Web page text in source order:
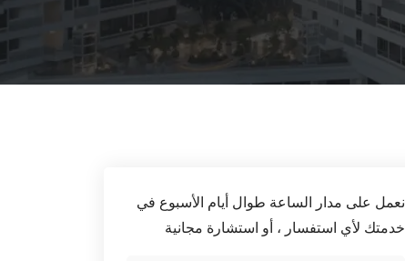
نعمل على مدار الساعة طوال أيام الأسبوع في
خدمتك لأي استفسار ، أو استشارة مجانية